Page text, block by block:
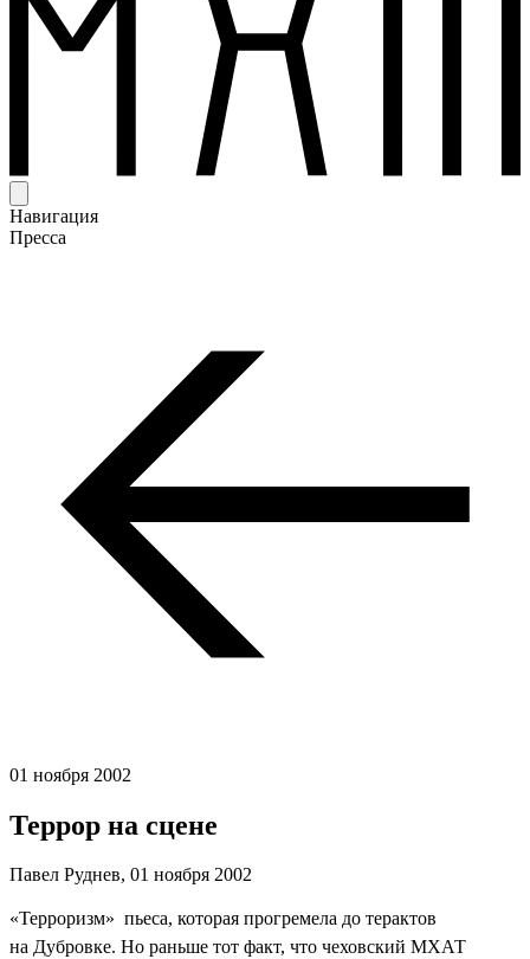
Навигация
Пресса
01 ноября 2002
Террор на сцене
Павел Руднев, 01 ноября 2002
«Терроризм»  пьеса, которая прогремела до терактов
на Дубровке. Но раньше тот факт, что чеховский МХАТ